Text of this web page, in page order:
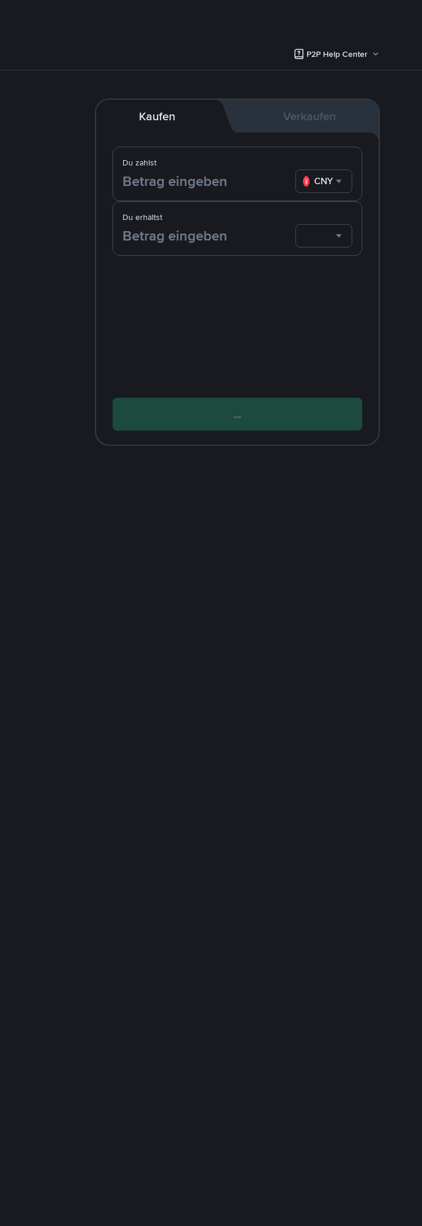
P2P Help Center
Kaufen Verkaufen
Du zahlst
CNY
Du erhältst